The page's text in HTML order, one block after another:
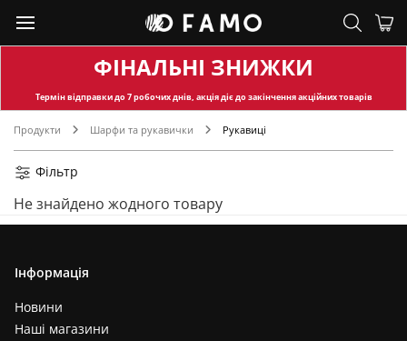
ФІНАЛЬНІ ЗНИЖКИ
Термін відправкидо 7 робочих днів, акція діє до закінчення акційних товарів
Продукти Шарфи та рукавички Рукавиці
Фільтр
Не знайдено жодного товару
Інформація
Новини
Наші магазини